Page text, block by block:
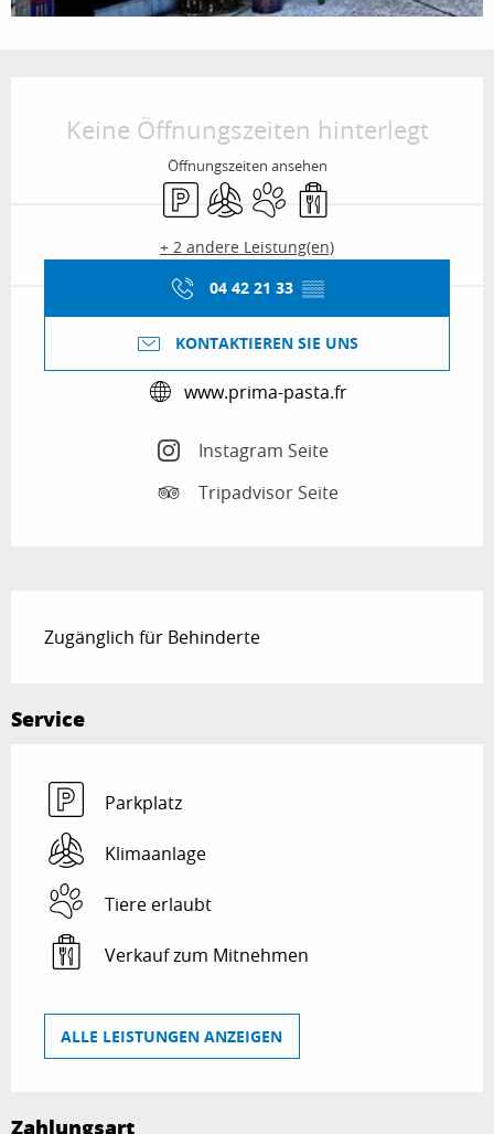
Keine Öffnungszeiten hinterlegt
Öffnungszeiten ansehen
ParkplatzKlimaanlage
Tiere erlaubtVerkauf zum Mitnehmen
+ 2 andere Leistung(en)
04 42 21 33 ▒▒
KONTAKTIEREN SIE UNS
www.prima-pasta.fr
Instagram Seite
Tripadvisor Seite
Zugänglich für Behinderte
Service
Parkplatz
Klimaanlage
Tiere erlaubt
Verkauf zum Mitnehmen
ALLE LEISTUNGEN ANZEIGEN
Zahlungsart